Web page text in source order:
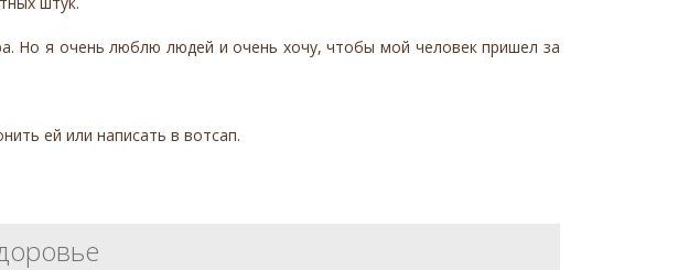
Но я очень люблю людей и очень хочу, чтобы мой человек пришел за
ей или написать в вотсап.